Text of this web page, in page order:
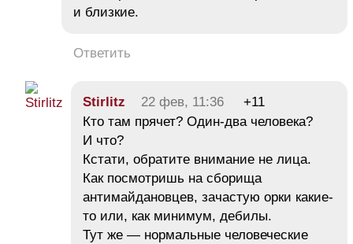
и близкие.
Ответить
Stirlitz 22 фев, 11:36
+11
Кто там прячет? Один-два человека?
И что?
Кстати, обратите внимание не лица.
Как посмотришь на сборища
антимайдановцев, зачастую орки какие-
то или, как минимум, дебилы.
Тут же — нормальные человеческие